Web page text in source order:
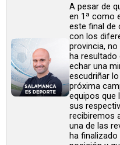
A pesar de
en 1ª como
este final de
con los
provincia,
ha resultado
echar una
escudriñar
próxima
equipos que
sus
recibiremos
una de las
ha